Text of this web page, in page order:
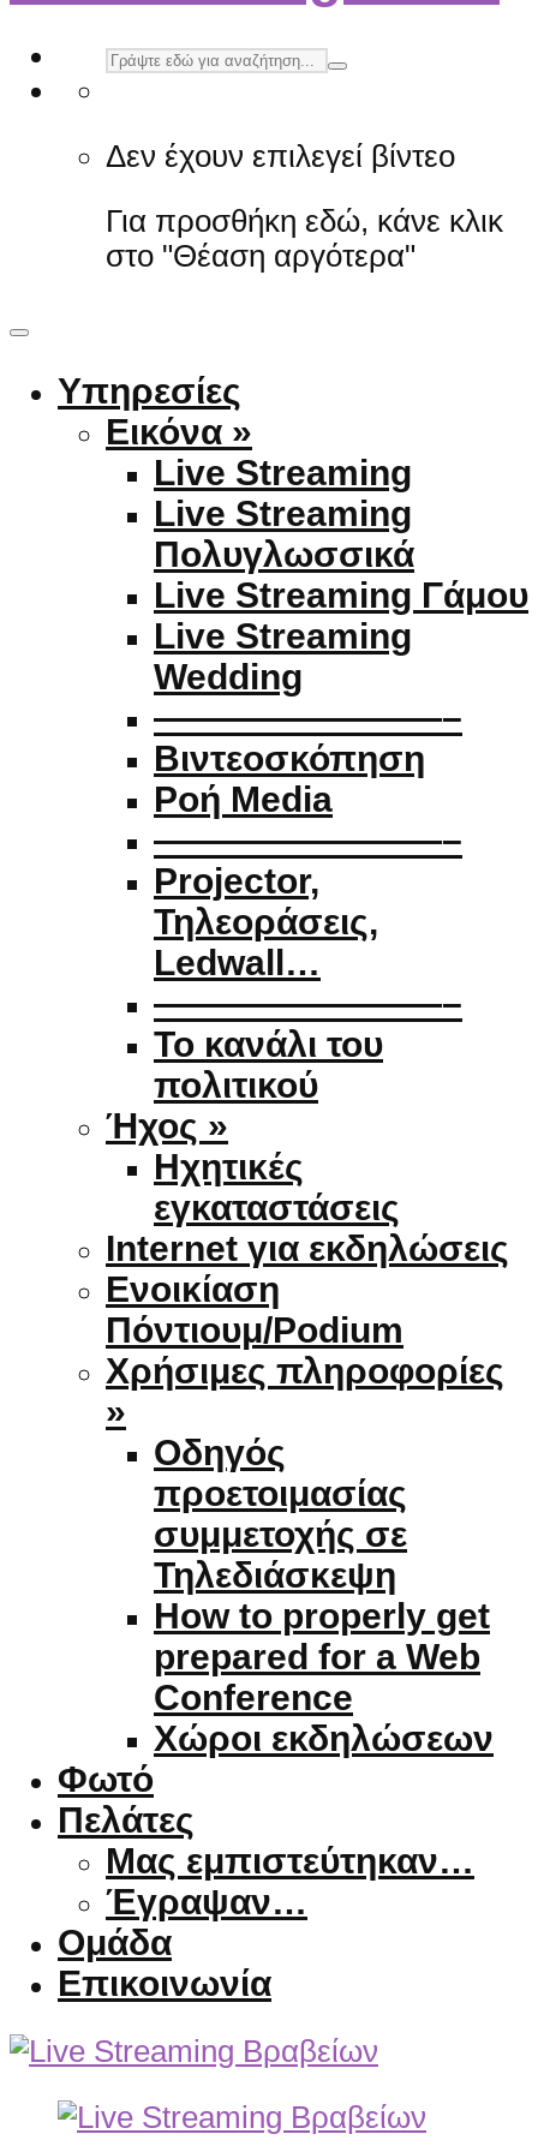
Δεν έχουν επιλεγεί βίντεο
Για προσθήκη εδώ, κάνε κλικ
στο "Θέαση αργότερα"
Υπηρεσίες
Εικόνα »
Live Streaming
Live Streaming
Πολυγλωσσικά
Live Streaming Γάμου
Live Streaming
Wedding
————————–
Βιντεοσκόπηση
Ροή Media
————————–
Projector,
Τηλεοράσεις,
Ledwall…
————————–
Το κανάλι του
πολιτικού
Ήχος »
Ηχητικές
εγκαταστάσεις
Internet για εκδηλώσεις
Ενοικίαση
Πόντιουμ/Podium
Χρήσιμες πληροφορίες
»
Οδηγός
προετοιμασίας
συμμετοχής σε
Τηλεδιάσκεψη
How to properly get
prepared for a Web
Conference
Χώροι εκδηλώσεων
Φωτό
Πελάτες
Μας εμπιστεύτηκαν…
Έγραψαν…
Ομάδα
Επικοινωνία